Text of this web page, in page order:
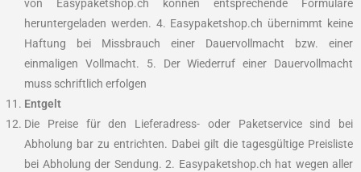
von Easypaketshop.ch können entsprechende Formulare
heruntergeladen werden. 4. Easypaketshop.ch übernimmt keine
Haftung bei Missbrauch einer Dauervollmacht bzw. einer
einmaligen Vollmacht. 5. Der Wiederruf einer Dauervollmacht
muss schriftlich erfolgen
Entgelt
Die Preise für den Lieferadress- oder Paketservice sind bei
Abholung bar zu entrichten. Dabei gilt die tagesgültige Preisliste
bei Abholung der Sendung. 2. Easypaketshop.ch hat wegen aller